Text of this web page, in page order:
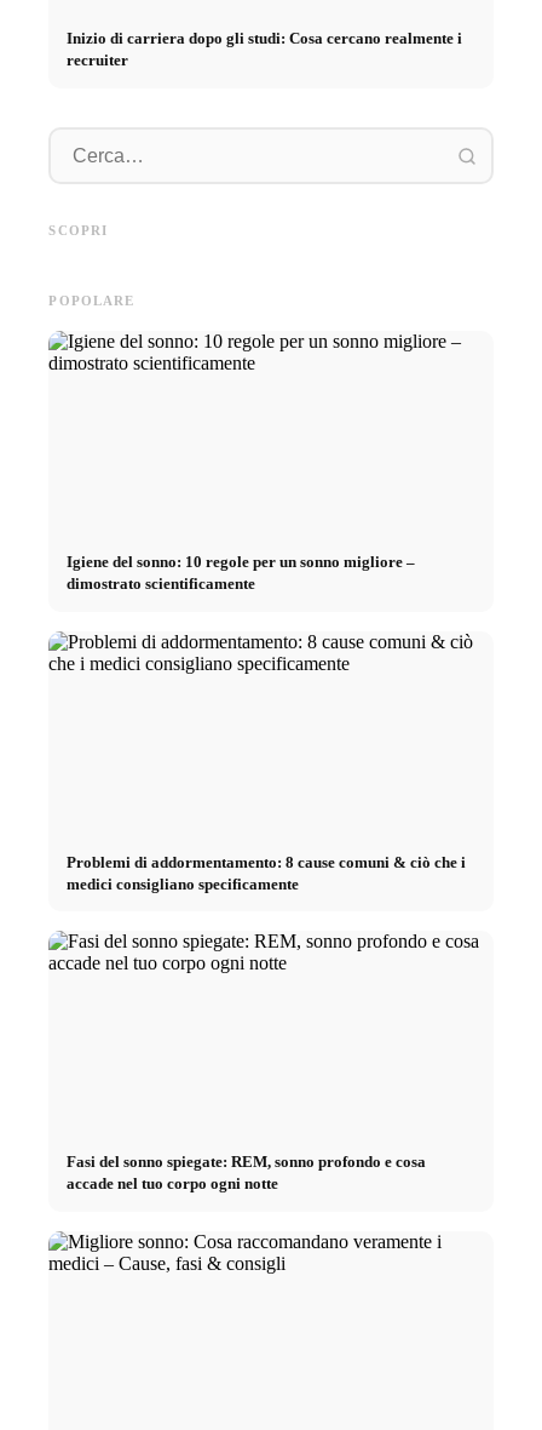
Inizio di carriera dopo gli studi: Cosa cercano realmente i
recruiter
SCOPRI
diretto verso la carriera
POPOLARE
Igiene del sonno: 10 regole per un sonno migliore –
dimostrato scientificamente
Problemi di addormentamento: 8 cause comuni & ciò che i
medici consigliano specificamente
Fasi del sonno spiegate: REM, sonno profondo e cosa
accade nel tuo corpo ogni notte